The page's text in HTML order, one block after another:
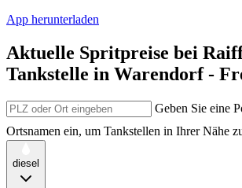
App herunterladen
Aktuelle Spritpreise bei
Tankstelle in Warendorf -
Geben Sie eine
Ortsnamen ein, um Tankstellen in Ihrer Nähe
diesel